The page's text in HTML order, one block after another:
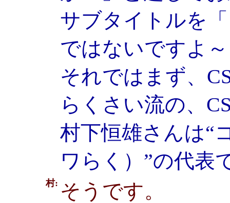
サブタイトルを
ではないですよ
それではまず、
らくさい流の、
村下恒雄さんは“
ワらく）”の代表
村: そうです。